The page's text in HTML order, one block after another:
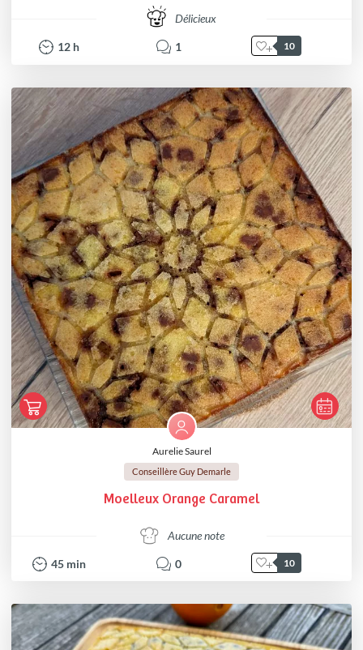
Délicieux
12 h 1 10
Aurelie Saurel
Conseillère Guy Demarle
Moelleux Orange Caramel
Aucune note
45 min 0 10